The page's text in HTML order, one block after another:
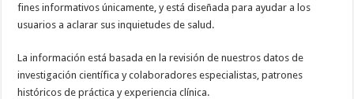
fines informativos únicamente, y está diseñada para ayudar a los
usuarios a aclarar sus inquietudes de salud.
La información está basada en la revisión de nuestros datos de
investigación científica y colaboradores especialistas, patrones
históricos de práctica y experiencia clínica.